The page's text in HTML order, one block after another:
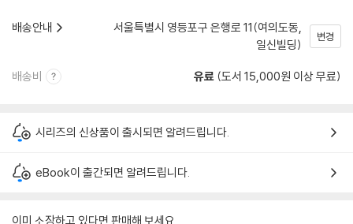
배송안내
서울특별시 영등포구 은행로 11(여의도동,
일신빌딩)
변경
배송비 유료 (도서 15,000원 이상 무료)
시리즈의 신상품이 출시되면 알려드립니다.
eBook이 출간되면 알려드립니다.
이미 소장하고 있다면 판매해 보세요.